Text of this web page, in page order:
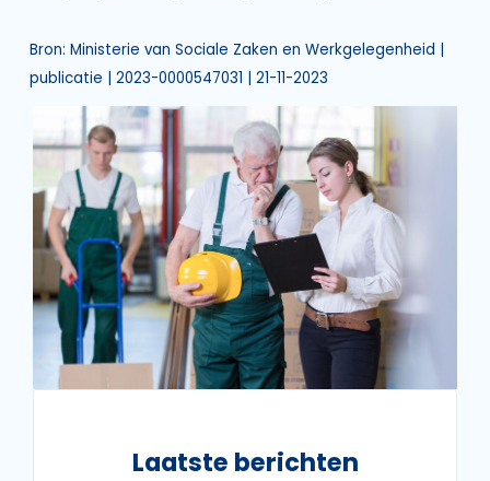
Bron: Ministerie van Sociale Zaken en Werkgelegenheid |
publicatie | 2023-0000547031 | 21-11-2023
Laatste berichten